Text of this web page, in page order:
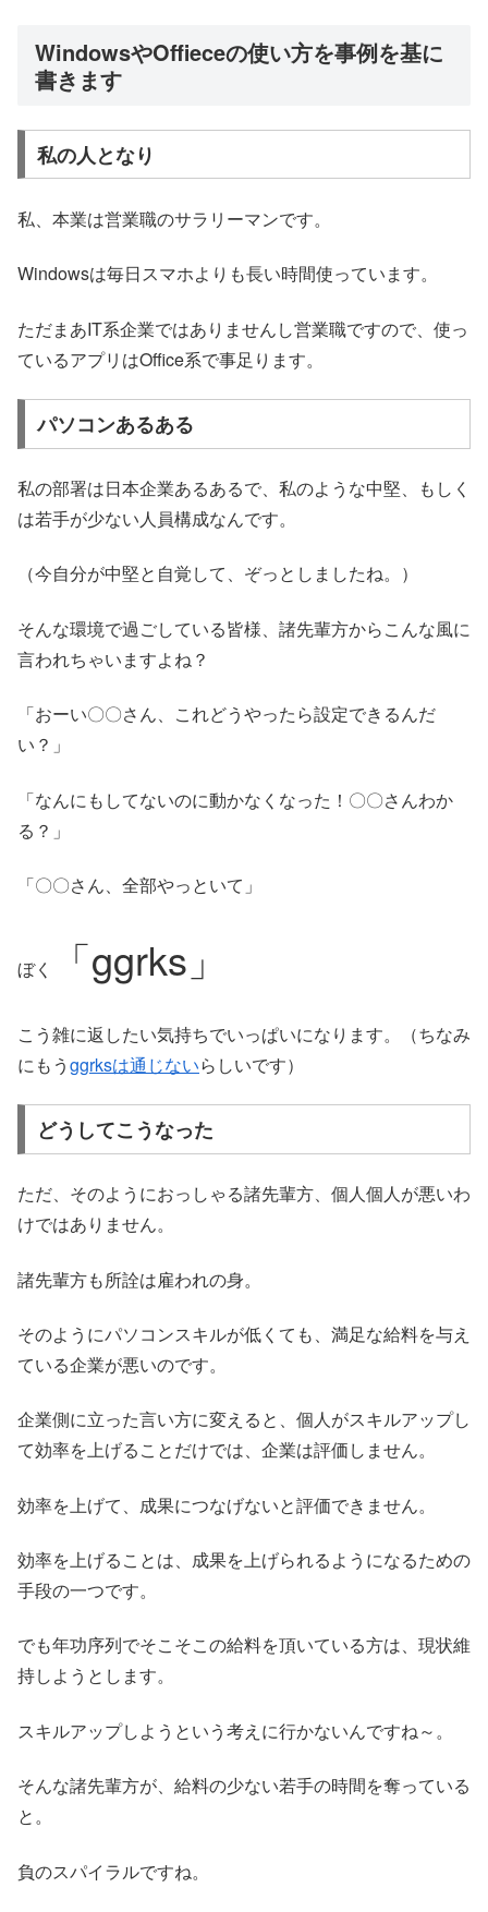
WindowsやOffieceの使い方を事例を基に
書きます
私の人となり
私、本業は営業職のサラリーマンです。
Windowsは毎日スマホよりも長い時間使っています。
ただまあIT系企業ではありませんし営業職ですので、使っ
ているアプリはOffice系で事足ります。
パソコンあるある
私の部署は日本企業あるあるで、私のような中堅、もしく
は若手が少ない人員構成なんです。
（今自分が中堅と自覚して、ぞっとしましたね。）
そんな環境で過ごしている皆様、諸先輩方からこんな風に
言われちゃいますよね？
「おーい〇〇さん、これどうやったら設定できるんだ
い？」
「なんにもしてないのに動かなくなった！〇〇さんわか
る？」
「〇〇さん、全部やっといて」
ぼく 「ggrks」
こう雑に返したい気持ちでいっぱいになります。（ちなみ
にもうggrksは通じないらしいです）
どうしてこうなった
ただ、そのようにおっしゃる諸先輩方、個人個人が悪いわ
けではありません。
諸先輩方も所詮は雇われの身。
そのようにパソコンスキルが低くても、満足な給料を与え
ている企業が悪いのです。
企業側に立った言い方に変えると、個人がスキルアップし
て効率を上げることだけでは、企業は評価しません。
効率を上げて、成果につなげないと評価できません。
効率を上げることは、成果を上げられるようになるための
手段の一つです。
でも年功序列でそこそこの給料を頂いている方は、現状維
持しようとします。
スキルアップしようという考えに行かないんですね～。
そんな諸先輩方が、給料の少ない若手の時間を奪っている
と。
負のスパイラルですね。